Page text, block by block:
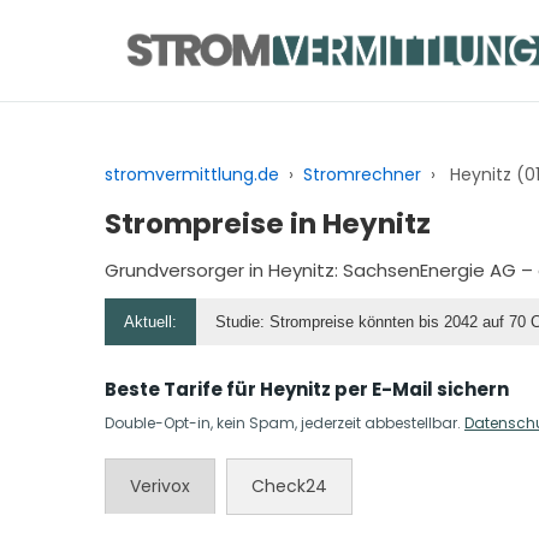
stromvermittlung.de › Stromrechner › Heynitz
Strompreise in Heynitz
Grundversorger in Heynitz: SachsenEnergie AG –
Aktuell: Studie: Strompreise könnten bis 2042 auf 70
Beste Tarife für Heynitz per E-Mail sichern
Double-Opt-in, kein Spam, jederzeit abbestellbar.
Verivox Check24